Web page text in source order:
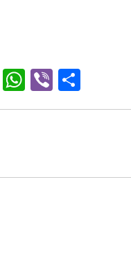
Messenger
WhatsApp
Viber